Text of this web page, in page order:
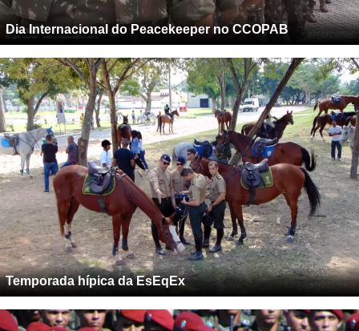
Dia Internacional do Peacekeeper no CCOPAB
Temporada hípica da EsEqEx